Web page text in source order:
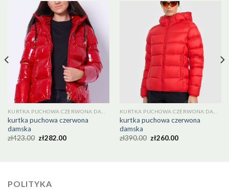
kurtka puchowa czerwona
damska
zł423.00 zł282.00
kurtka puchowa czerwona
damska
zł390.00 zł260.00
POLITYKA